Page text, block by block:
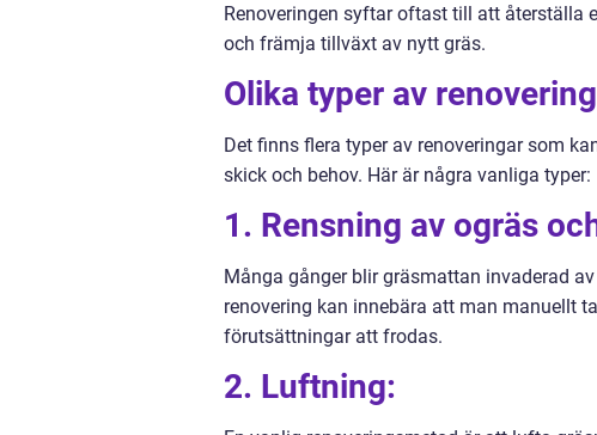
Renoveringen syftar oftast till att återställa
och främja tillväxt av nytt gräs.
Olika typer av
Det finns flera typer av renoveringar som
skick och behov. Här är några vanliga typer:
1. Rensning av ogräs
Många gånger blir gräsmattan invaderad
renovering kan innebära att man manuellt
förutsättningar att frodas.
2. Luftning: